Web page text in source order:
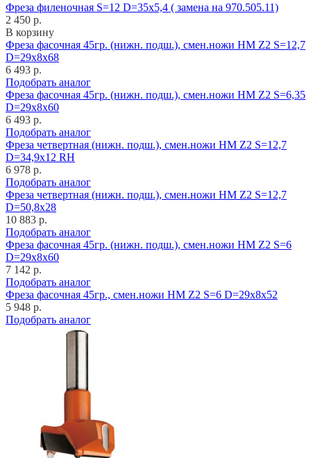
Фреза филеночная S=12 D=35x5,4 ( замена на 970.505.11)
2 450 р.
В корзину
Фреза фасочная 45гр. (нижн. подш.), смен.ножи HM Z2 S=12,7
D=29x8x68
6 493 р.
Подобрать аналог
Фреза фасочная 45гр. (нижн. подш.), смен.ножи HM Z2 S=6,35
D=29x8x60
6 493 р.
Подобрать аналог
Фреза четвертная (нижн. подш.), смен.ножи HM Z2 S=12,7
D=34,9x12 RH
6 978 р.
Подобрать аналог
Фреза четвертная (нижн. подш.), смен.ножи HM Z2 S=12,7
D=50,8x28
10 883 р.
Подобрать аналог
Фреза фасочная 45гр. (нижн. подш.), смен.ножи HM Z2 S=6
D=29x8x60
7 142 р.
Подобрать аналог
Фреза фасочная 45гр., смен.ножи HM Z2 S=6 D=29x8x52
5 948 р.
Подобрать аналог